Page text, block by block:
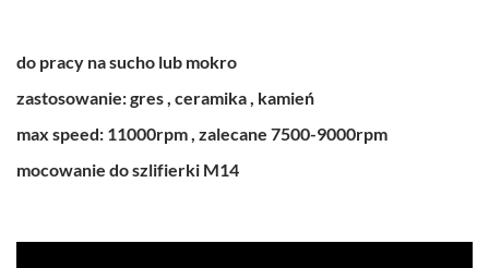
do pracy na sucho lub mokro
zastosowanie: gres , ceramika , kamień
max speed: 11000rpm , zalecane 7500-9000rpm
mocowanie do szlifierki M14